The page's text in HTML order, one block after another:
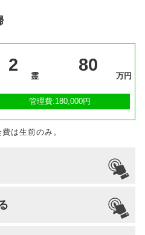
・俗名などを個別の石板墓碑
は7回忌まで骨壺で安置する
り合葬する。春秋の彼岸、
、年末年始に法要を行う。
2
霊
80
万円
管理費:180,000円
は生前のみ。
納骨
生前申込